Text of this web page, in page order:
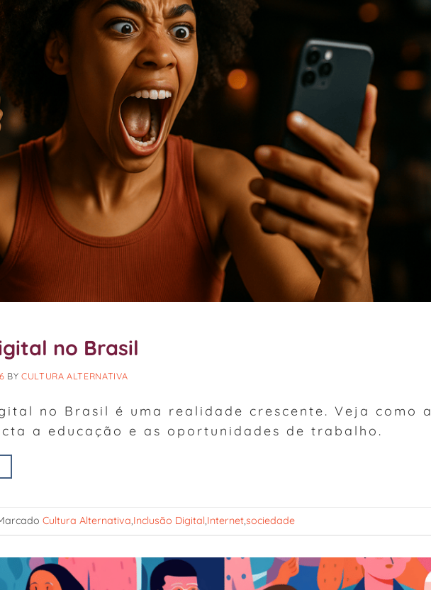
no Brasil
BYCULTURA ALTERNATIVA
no Brasil é uma realidade crescente. Veja como a
a educação e as oportunidades de trabalho.
Cultura Alternativa,Inclusão Digital,Internet,sociedade